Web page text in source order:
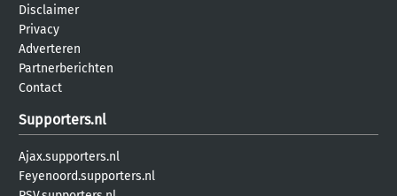
Disclaimer
Privacy
Adverteren
Partnerberichten
Contact
Supporters.nl
Ajax.supporters.nl
Feyenoord.supporters.nl